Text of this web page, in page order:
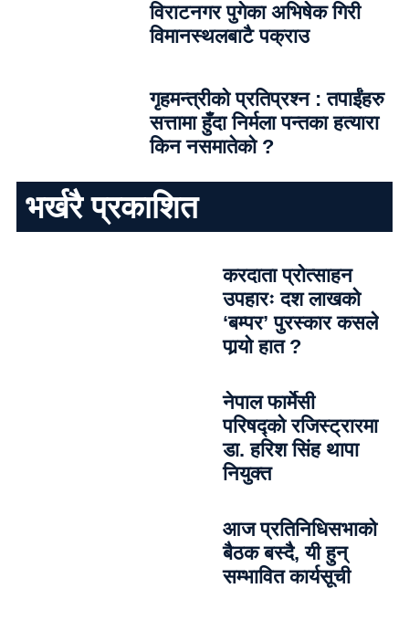
विराटनगर पुगेका अभिषेक गिरी
विमानस्थलबाटै पक्राउ
गृहमन्त्रीको प्रतिप्रश्न : तपाईंहरु
सत्तामा हुँदा निर्मला पन्तका हत्यारा
किन नसमातेको ?
भर्खरै प्रकाशित
करदाता प्रोत्साहन
उपहारः दश लाखको
‘बम्पर’ पुरस्कार कसले
पार्‍याे हात ?
नेपाल फार्मेसी
परिषद्को रजिस्ट्रारमा
डा. हरिश सिंह थापा
नियुक्त
आज प्रतिनिधिसभाको
बैठक बस्दै, यी हुन्
सम्भावित कार्यसूची